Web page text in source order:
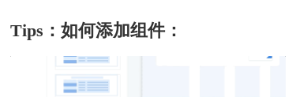
Tips：如何添加组件：